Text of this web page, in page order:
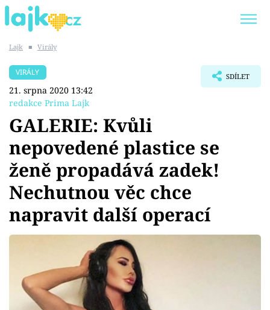
SHOPAHOLICADEL
Témata
Showbyznys
Youtubeři
Sex a vztahy
Videa
Lajk ■ Virály
VIRÁLY
21. srpna 2020 13:42
redakce Prima Lajk
SDÍLET
GALERIE: Kvůli
nepovedené plastice se
ženě propadává zadek!
Nechutnou věc chce
napravit další operací